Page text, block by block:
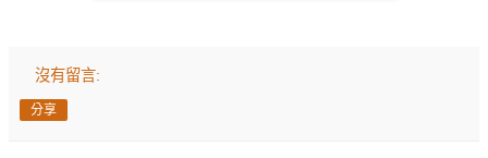
沒有留言:
分享